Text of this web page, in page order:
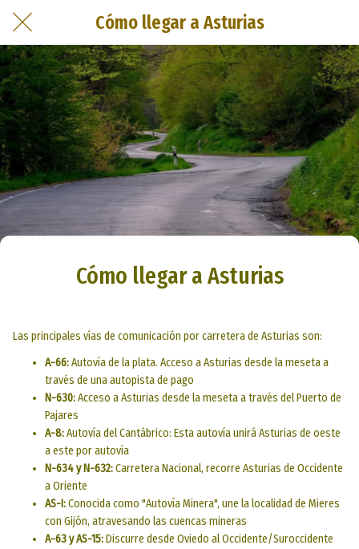
Cómo llegar a Asturias
Cómo llegar a Asturias
Las principales vías de comunicación por carretera de Asturias son:
A-66:Autovía de la plata. Acceso a Asturias desde la meseta a
través de una autopista de pago
N-630:Acceso a Asturias desde la meseta a través del Puerto de
Pajares
A-8:Autovía del Cantábrico: Esta autovía unirá Asturias de oeste
a este por autovía
N-634 y N-632:Carretera Nacional, recorre Asturias de Occidente
a Oriente
AS-I:Conocida como "Autovía Minera", une la localidad de Mieres
con Gijón, atravesando las cuencas mineras
A-63 y AS-15:Discurre desde Oviedo al Occidente/Suroccidente